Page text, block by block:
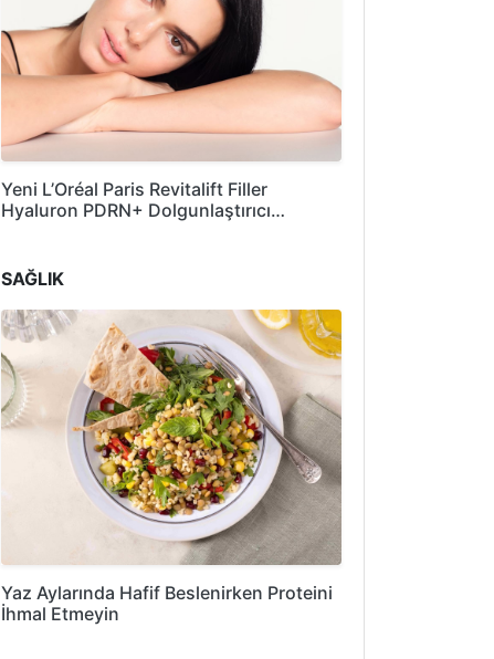
Yeni L’Oréal Paris Revitalift Filler
Hyaluron PDRN+ Dolgunlaştırıcı…
SAĞLIK
Yaz Aylarında Hafif Beslenirken Proteini
İhmal Etmeyin